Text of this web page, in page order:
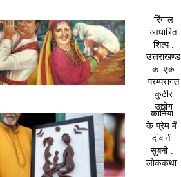
रिंगाल
आधारित
शिल्प :
उत्तराखण्ड
का एक
परम्परागत
कुटीर
उद्योग
कानिया
के प्रेम में
दीवानी
सुबनी :
लोककथा